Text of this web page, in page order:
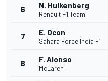
6 N. Hulkenberg
Renault F1 Team
7 E. Ocon
Sahara Force India F1
8 F. Alonso
McLaren